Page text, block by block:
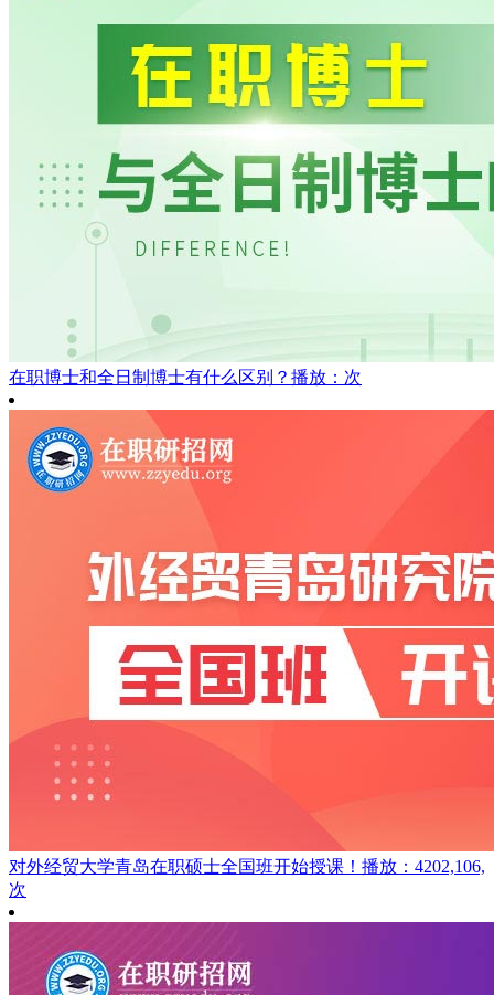
在职博士和全日制博士有什么区别？ 播放：次
对外经贸大学青岛在职硕士全国班开始授课！ 播放：4202,106,
次